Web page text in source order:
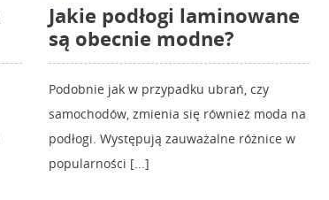
Jakie podłogi laminowane
są obecnie modne?
Podobnie jak w przypadku ubrań, czy
samochodów, zmienia się również moda na
podłogi. Występują zauważalne różnice w
popularności [...]